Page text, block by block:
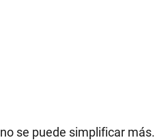
se puede simplificar más.